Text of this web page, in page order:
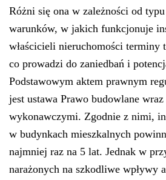
Różni się ona w zależności od
warunków, w jakich funkcjonuje
właścicieli nieruchomości terminy
co prowadzi do zaniedbań i
Podstawowym aktem prawnym
jest ustawa Prawo budowlane
wykonawczymi. Zgodnie z nimi,
w budynkach mieszkalnych
najmniej raz na 5 lat. Jednak w
narażonych na szkodliwe wpływy